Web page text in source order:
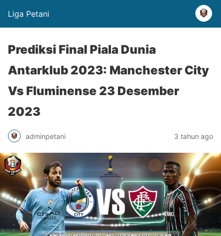
Liga Petani
Prediksi Final Piala Dunia
Antarklub 2023: Manchester City
Vs Fluminense 23 Desember
2023
adminpetani 3 tahun ago